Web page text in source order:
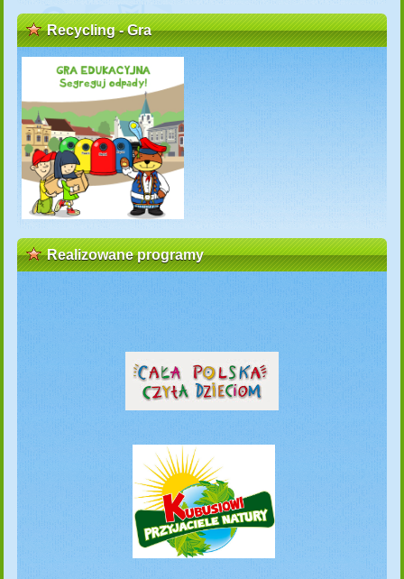
Recycling - Gra
Realizowane programy